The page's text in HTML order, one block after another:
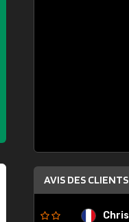
AVIS DES CLIENTS
Christian